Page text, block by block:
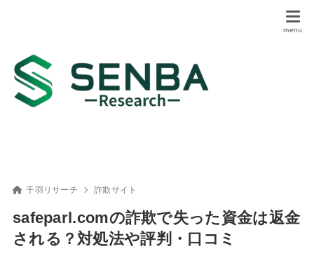
千羽リサーチ 詐欺サイト
safeparl.comの詐欺で失った資金は返金
される？対処法や評判・口コミ